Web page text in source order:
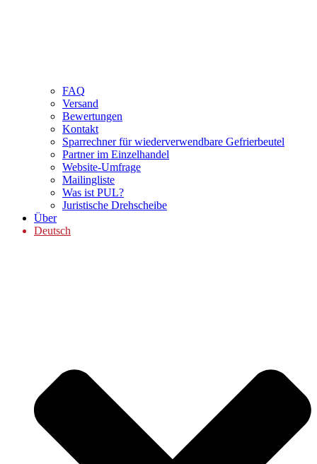
FAQ
Versand
Bewertungen
Kontakt
Sparrechner für wiederverwendbare Gefrierbeutel
Partner im Einzelhandel
Website-Umfrage
Mailingliste
Was ist PUL?
Juristische Drehscheibe
Über
Deutsch